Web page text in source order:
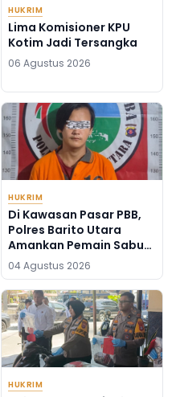
HUKRIM
Lima Komisioner KPU
Kotim Jadi Tersangka
06 Agustus 2026
HUKRIM
Di Kawasan Pasar PBB,
Polres Barito Utara
Amankan Pemain Sabu-
sabu, Barbuknya 10
Gram
04 Agustus 2026
HUKRIM